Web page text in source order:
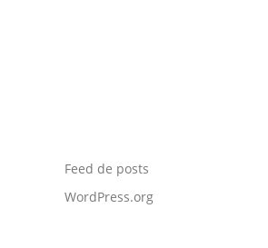
Feed de posts
WordPress.org